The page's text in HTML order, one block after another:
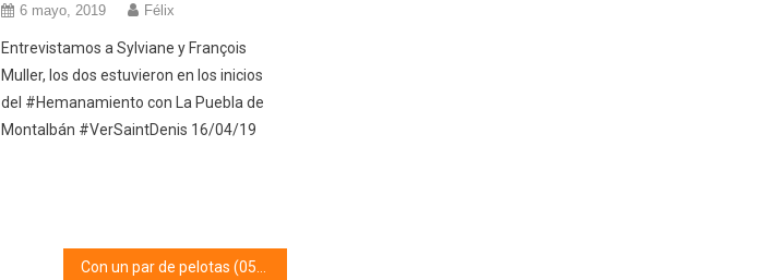
6 mayo, 2019 Félix
Entrevistamos a Sylviane y François
Muller, los dos estuvieron en los inicios
del #Hemanamiento con La Puebla de
Montalbán #VerSaintDenis 16/04/19
Con un par de pelotas (05/06/20)